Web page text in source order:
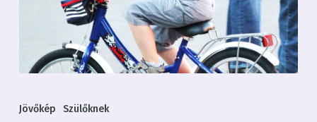
és
Jövőkép Szülőknek